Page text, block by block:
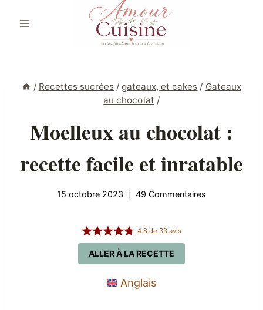
/ Recettes sucrées / gateaux, et cakes / Gateaux
au chocolat /
Moelleux au chocolat :
recette facile et inratable
15 octobre 2023 49 Commentaires
ALLER À LA RECETTE
4.8 de 33avis
Anglais